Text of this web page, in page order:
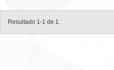
Resultado 1-1 de 1.